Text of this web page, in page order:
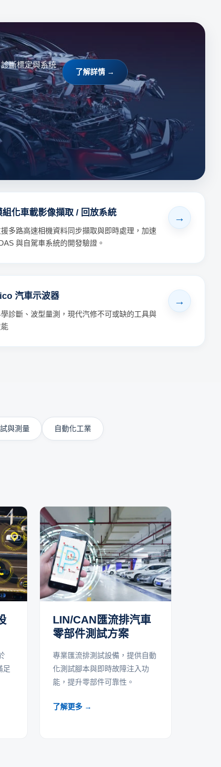
斷標定與系統
了解詳情 →
組化車載影像擷取 / 回放系統
多路高速相機資料同步擷取與即時處理，加速
與自駕車系統的開發驗證。
汽車示波器
診斷、波型量測，現代汽修不可或缺的工具與
與測量 自動化工業
足
LIN/CAN匯流排汽車
零部件測試方案
專業匯流排測試設備，提供自動
化測試腳本與即時故障注入功
能，提升零部件可靠性。
了解更多 →